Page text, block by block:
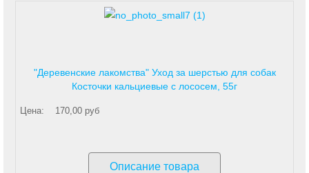
"Деревенские лакомства" Уход за шерстью для собак
Косточки кальциевые с лососем, 55г
Цена: 170,00 руб
Описание товара